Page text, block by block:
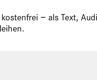
− als Text,